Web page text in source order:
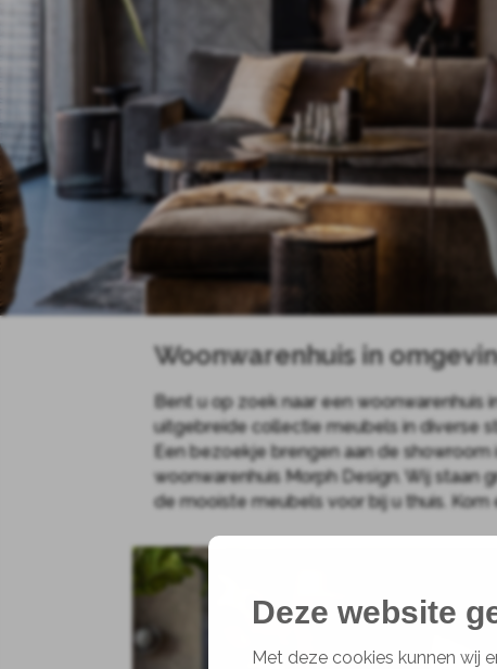
Woonwarenhuis in
Bent u op zoek naar een woonwarenhuis
uitgebreide collectie meubels in diverse
Een bezoekje brengen aan de
woonwarenhuis Morph Design. Wij staan
de mooiste meubels voor bij u thuis. Kom
Deze website
Met deze cookies kunnen wij